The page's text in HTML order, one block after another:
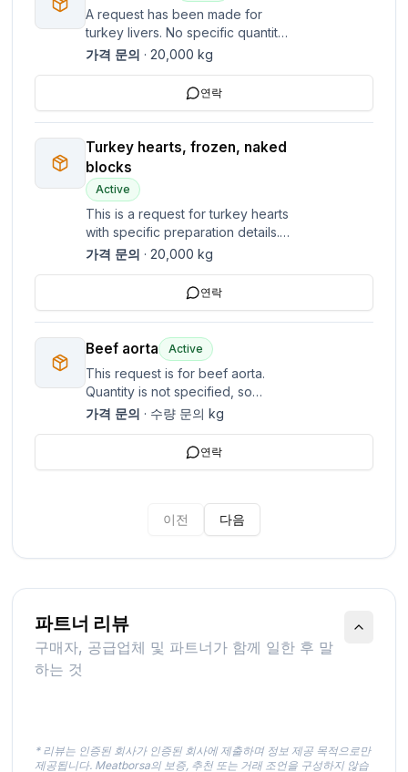
A request has been made for
turkey livers. No specific quantity
or price was provided.
가격 문의 ·20,000 kg
연락
Turkey hearts, frozen, naked
blocks
Active
This is a request for turkey hearts
with specific preparation details. -
Frozen - Naked blocks
가격 문의 ·20,000 kg
연락
Beef aorta Active
This request is for beef aorta.
Quantity is not specified, so
assuming default conditions.
가격 문의 · 수량 문의 kg
연락
이전 다음
파트너 리뷰
구매자, 공급업체 및 파트너가 함께 일한 후 말
하는 것
* 리뷰는 인증된 회사가 인증된 회사에 제출하며 정보 제공 목적으로만
제공됩니다. Meatborsa의 보증, 추천 또는 거래 조언을 구성하지 않습